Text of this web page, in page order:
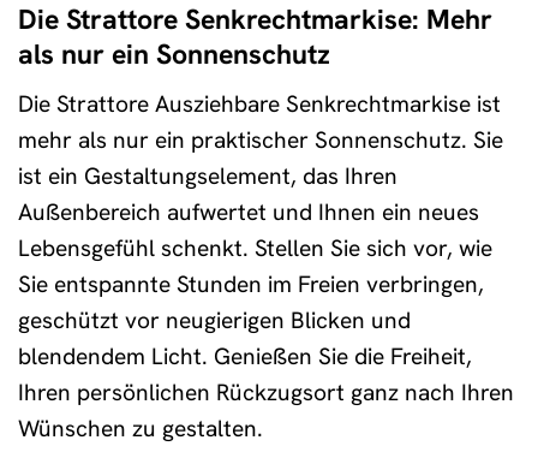
Die Strattore Senkrechtmarkise: Mehr
als nur ein Sonnenschutz
Die Strattore Ausziehbare Senkrechtmarkise ist
mehr als nur ein praktischer Sonnenschutz. Sie
ist ein Gestaltungselement, das Ihren
Außenbereich aufwertet und Ihnen ein neues
Lebensgefühl schenkt. Stellen Sie sich vor, wie
Sie entspannte Stunden im Freien verbringen,
geschützt vor neugierigen Blicken und
blendendem Licht. Genießen Sie die Freiheit,
Ihren persönlichen Rückzugsort ganz nach Ihren
Wünschen zu gestalten.